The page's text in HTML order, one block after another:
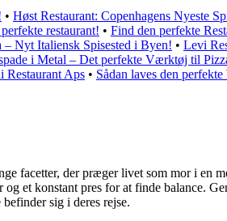
• Høst Restaurant: Copenhagens Nyeste
restaurant! • Find den perfekte
– Nyt Italiensk Spisested i Byen! • Levi
i Metal – Det perfekte Værktøj til
Restaurant Aps • Sådan laves den perfekte
facetter, der præger livet som mor i
et konstant pres for at finde balance.
sig i deres rejse.